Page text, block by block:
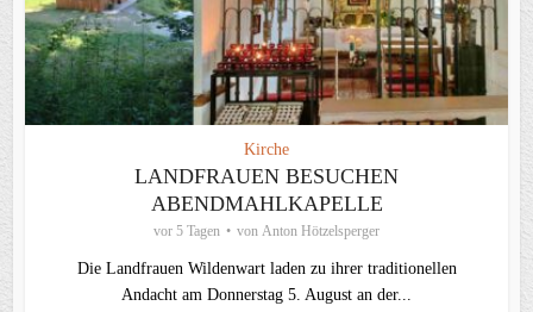
Kirche
LANDFRAUEN BESUCHEN
ABENDMAHLKAPELLE
vor 5 Tagen von Anton Hötzelsperger
Die Landfrauen Wildenwart laden zu ihrer traditionellen
Andacht am Donnerstag 5. August an der...